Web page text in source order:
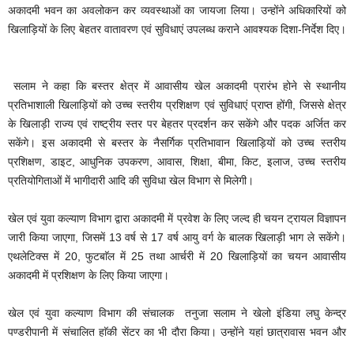
अकादमी भवन का अवलोकन कर व्यवस्थाओं का जायजा लिया। उन्होंने अधिकारियों को
खिलाड़ियों के लिए बेहतर वातावरण एवं सुविधाएं उपलब्ध कराने आवश्यक दिशा-निर्देश दिए।
सलाम ने कहा कि बस्तर क्षेत्र में आवासीय खेल अकादमी प्रारंभ होने से स्थानीय
प्रतिभाशाली खिलाड़ियों को उच्च स्तरीय प्रशिक्षण एवं सुविधाएं प्राप्त होंगी, जिससे क्षेत्र
के खिलाड़ी राज्य एवं राष्ट्रीय स्तर पर बेहतर प्रदर्शन कर सकेंगे और पदक अर्जित कर
सकेंगे। इस अकादमी से बस्तर के नैसर्गिक प्रतिभावान खिलाड़ियों को उच्च स्तरीय
प्रशिक्षण, डाइट, आधुनिक उपकरण, आवास, शिक्षा, बीमा, किट, इलाज, उच्च स्तरीय
प्रतियोगिताओं में भागीदारी आदि की सुविधा खेल विभाग से मिलेगी।
खेल एवं युवा कल्याण विभाग द्वारा अकादमी में प्रवेश के लिए जल्द ही चयन ट्रायल विज्ञापन
जारी किया जाएगा, जिसमें 13 वर्ष से 17 वर्ष आयु वर्ग के बालक खिलाड़ी भाग ले सकेंगे।
एथलेटिक्स में 20, फुटबाॅल में 25 तथा आर्चरी में 20 खिलाड़ियों का चयन आवासीय
अकादमी में प्रशिक्षण के लिए किया जाएगा।
खेल एवं युवा कल्याण विभाग की संचालक तनुजा सलाम ने खेलो इंडिया लघु केन्द्र
पण्डरीपानी में संचालित हाॅकी सेंटर का भी दौरा किया। उन्होंने यहां छात्रावास भवन और